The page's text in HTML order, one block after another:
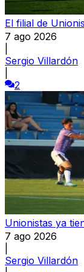
El filial de
7 ago 2026
Sergio Villardón
2
Unionistas ya
7 ago 2026
Sergio Villardón